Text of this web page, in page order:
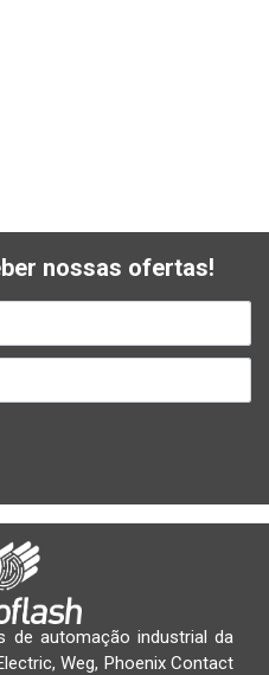
nossas ofertas!
de automação industrial da
Weg, Phoenix Contact